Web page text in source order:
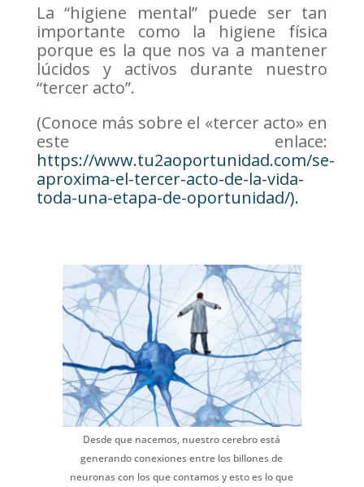
La “higiene mental” puede ser tan
importante como la higiene física
porque es la que nos va a mantener
lúcidos y activos durante nuestro
“tercer acto”.
(Conoce más sobre el «tercer acto» en
este enlace:
https://www.tu2aoportunidad.com/se-
aproxima-el-tercer-acto-de-la-vida-
toda-una-etapa-de-oportunidad/).
Desde que nacemos, nuestro cerebro está
generando conexiones entre los billones de
neuronas con los que contamos y esto es lo que